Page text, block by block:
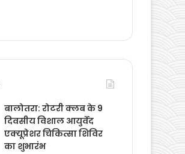
बालोतरा: रोटरी क्लब के 9
दिवसीय विशाल आयुर्वेद
एक्यूप्रेशर चिकित्सा शिविर
का शुभारंभ